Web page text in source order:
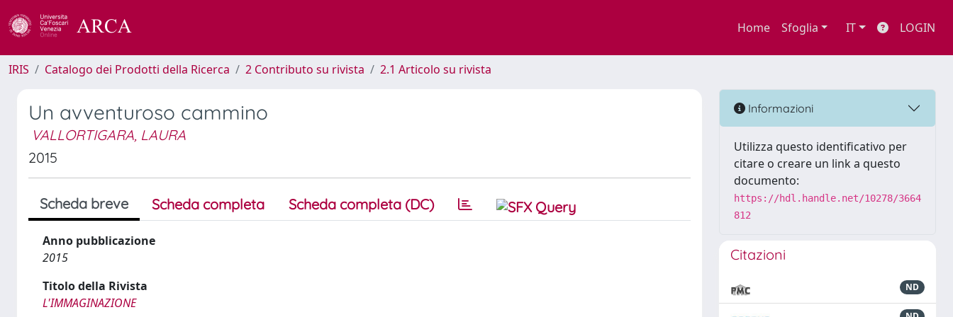
Home Sfoglia IT LOGIN
IRIS Catalogo dei Prodotti della Ricerca 2 Contributo su rivista 2.1 Articolo su rivista
Un avventuroso cammino
VALLORTIGARA, LAURA
2015
Scheda breve Scheda completa Scheda completa (DC)
Anno pubblicazione
2015
Titolo della Rivista
L'IMMAGINAZIONE
Informazioni
Utilizza questo identificativo per
citare o creare un link a questo
documento:
https://hdl.handle.net/10278/3664
812
Citazioni
ND